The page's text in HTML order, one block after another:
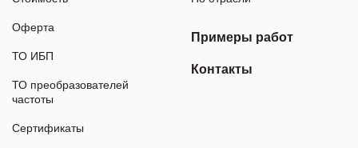
Оферта
ТО ИБП
ТО преобразователей
частоты
Сертификаты
Примеры работ
Контакты